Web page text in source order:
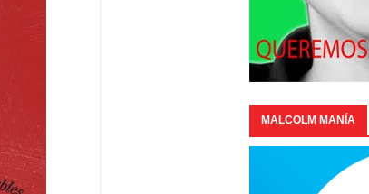
MALCOLM MANÍA